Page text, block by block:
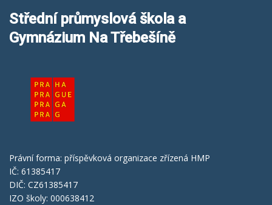
Střední průmyslová škola a
Gymnázium Na Třebešíně
Právní forma: příspěvková organizace zřízená HMP
IČ: 61385417
DIČ: CZ61385417
IZO školy: 000638412